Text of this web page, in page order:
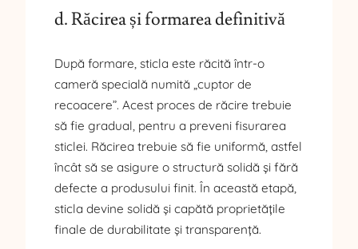
d. Răcirea și formarea definitivă
După formare, sticla este răcită într-o
cameră specială numită „cuptor de
recoacere”. Acest proces de răcire trebuie
să fie gradual, pentru a preveni fisurarea
sticlei. Răcirea trebuie să fie uniformă, astfel
încât să se asigure o structură solidă și fără
defecte a produsului finit. În această etapă,
sticla devine solidă și capătă proprietățile
finale de durabilitate și transparență.